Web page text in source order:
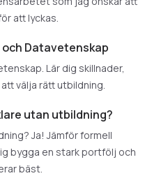
att lyckas.
Datavetenskap
Lär dig skillnader,
välja rätt utbildning.
utan utbildning?
Ja! Jämför formell
bygga en stark portfölj och
bäst.